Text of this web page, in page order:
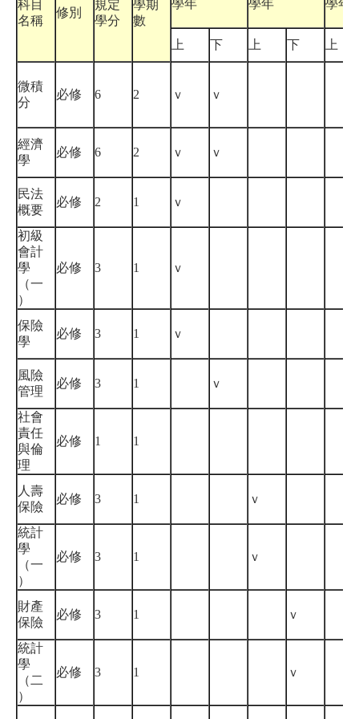
科目
名稱
修別
規定
學分
學期
數
學年 學年 學年
上 下 上 下 上
微積
分
必修 6 2 ｖ ｖ
經濟
學
必修 6 2 ｖ ｖ
民法
概要
必修 2 1 ｖ
初級
會計
學
（一
）
必修 3 1 ｖ
保險
學
必修 3 1 ｖ
風險
管理
必修 3 1 ｖ
社會
責任
與倫
理
必修 1 1
人壽
保險
必修 3 1 ｖ
統計
學
（一
）
必修 3 1 ｖ
財產
保險
必修 3 1 ｖ
統計
學
（二
）
必修 3 1 ｖ